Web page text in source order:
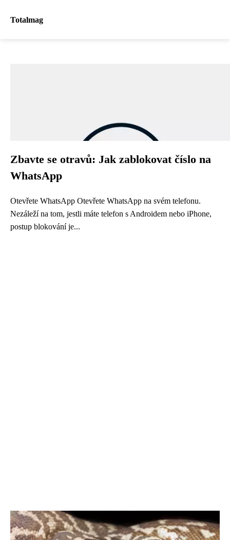
Totalmag
Zbavte se otravů: Jak zablokovat číslo na
WhatsApp
Otevřete WhatsApp Otevřete WhatsApp na svém telefonu.
Nezáleží na tom, jestli máte telefon s Androidem nebo iPhone,
postup blokování je...